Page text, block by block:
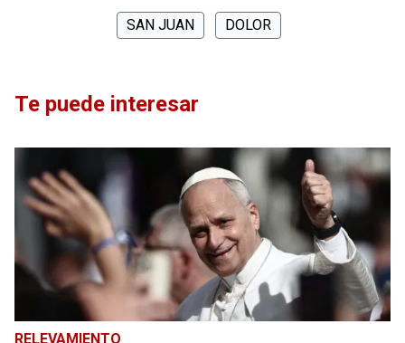
SAN JUAN DOLOR
Te puede interesar
RELEVAMIENTO